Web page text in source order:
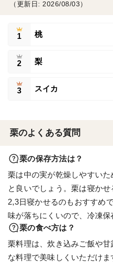
（更新日: 2026/08/03）
1 桃
2 梨
3 スイカ
栗のよくある質問
栗の保存方法は？
栗は中の実が乾燥しやすい
と良いでしょう。栗は寝かせ
2,3日寝かせるのもおすすめ
味が落ちにくいので、冷凍保
栗の食べ方は？
栗料理は、炊き込みご飯や
な料理で美味しくいただけ